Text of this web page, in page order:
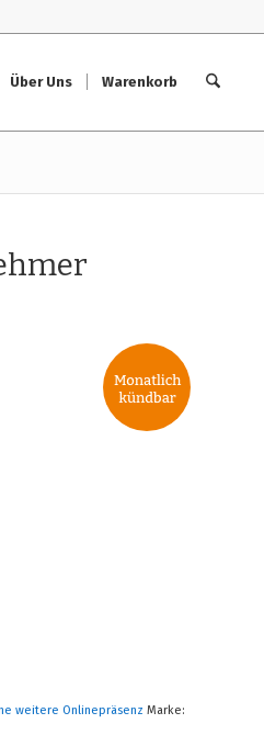
Über Uns Warenkorb
weitere Onlinepräsenz Marke: